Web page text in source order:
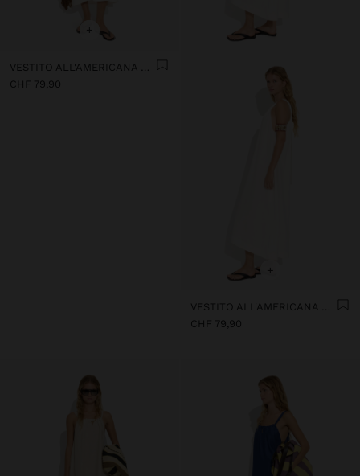
+
VESTITO ALL'AMERICANA CON LINO
CHF 79,90
+
VESTITO ALL'AMERICANA CON LINO
CHF 79,90